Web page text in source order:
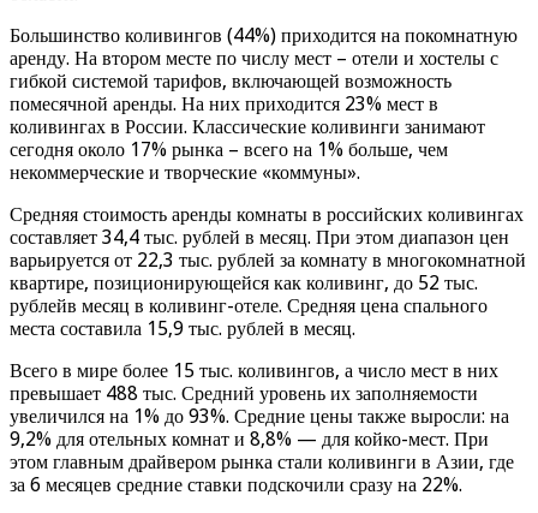
Большинство коливингов (44%) приходится на покомнатную
аренду. На втором месте по числу мест – отели и хостелы с
гибкой системой тарифов, включающей возможность
помесячной аренды. На них приходится 23% мест в
коливингах в России. Классические коливинги занимают
сегодня около 17% рынка – всего на 1% больше, чем
некоммерческие и творческие «коммуны».
Средняя стоимость аренды комнаты в российских коливингах
составляет 34,4 тыс. рублей в месяц. При этом диапазон цен
варьируется от 22,3 тыс. рублей за комнату в многокомнатной
квартире, позиционирующейся как коливинг, до 52 тыс.
рублейв месяц в коливинг-отеле. Средняя цена спального
места составила 15,9 тыс. рублей в месяц.
Всего в мире более 15 тыс. коливингов, а число мест в них
превышает 488 тыс. Средний уровень их заполняемости
увеличился на 1% до 93%. Средние цены также выросли: на
9,2% для отельных комнат и 8,8% — для койко-мест. При
этом главным драйвером рынка стали коливинги в Азии, где
за 6 месяцев средние ставки подскочили сразу на 22%.